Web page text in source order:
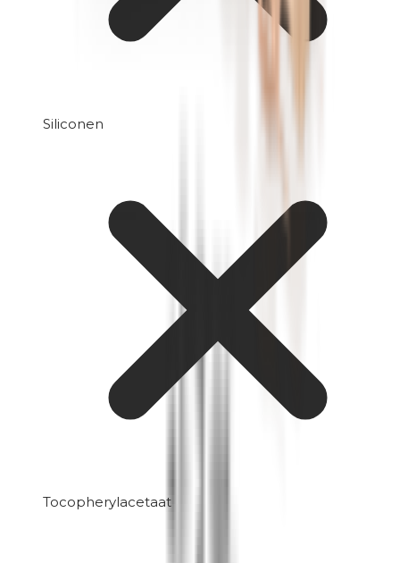
Siliconen
Tocopherylacetaat